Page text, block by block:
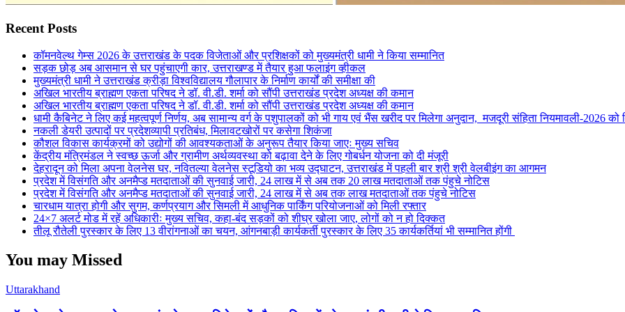
Recent Posts
कॉमनवेल्थ गेम्स 2026 के उत्तराखंड के पदक विजेताओं और प्रशिक्षकों को मुख्यमंत्री धामी ने किया सम्मानित
सड़क छोड़ अब आसमान से घर पहुंचाएगी कार, उत्तराखण्ड में तैयार हुआ फलाइंग व्हीकल
मुख्यमंत्री धामी ने उत्तराखंड क्रीड़ा विश्वविद्यालय गौलापार के निर्माण कार्यों की समीक्षा की
अखिल भारतीय ब्राह्मण एकता परिषद ने डॉ. वी.डी. शर्मा को सौंपी उत्तराखंड प्रदेश अध्यक्ष की कमान
अखिल भारतीय ब्राह्मण एकता परिषद ने डॉ. वी.डी. शर्मा को सौंपी उत्तराखंड प्रदेश अध्यक्ष की कमान
धामी कैबिनेट ने लिए कई महत्वपूर्ण निर्णय, अब सामान्य वर्ग के पशुपालकों को भी गाय एवं भैंस खरीद पर मिलेगा अनुदान, मजदूरी संहिता नियमावली-2026 को
नकली डेयरी उत्पादों पर प्रदेशव्यापी प्रतिबंध, मिलावटखोरों पर कसेगा शिकंजा
कौशल विकास कार्यक्रमों को उद्योगों की आवश्यकताओं के अनुरूप तैयार किया जाएः मुख्य सचिव
केंद्रीय मंत्रिमंडल ने स्वच्छ ऊर्जा और ग्रामीण अर्थव्यवस्था को बढ़ावा देने के लिए गोबर्धन योजना को दी मंजूरी
देहरादून को मिला अपना वेलनेस घर, नवितल्या वेलनेस स्टूडियो का भव्य उद्घाटन, उत्तराखंड में पहली बार श्री श्री वेलबीइंग का आगमन
प्रदेश में विसंगति और अनमैप्ड मतदाताओं की सुनवाई जारी, 24 लाख में से अब तक 20 लाख मतदाताओं तक पंहुचे नोटिस
प्रदेश में विसंगति और अनमैप्ड मतदाताओं की सुनवाई जारी, 24 लाख में से अब तक लाख मतदाताओं तक पंहुचे नोटिस
चारधाम यात्रा होगी और सुगम, कर्णप्रयाग और सिमली में आधुनिक पार्किंग परियोजनाओं को मिली रफ्तार
24×7 अलर्ट मोड में रहें अधिकारीः मुख्य सचिव, कहा-बंद सड़कों को शीघ्र खोला जाए, लोगों को न हो दिक्कत
तीलू रौतेली पुरस्कार के लिए 13 वीरांगनाओं का चयन, आंगनबाड़ी कार्यकर्ती पुरस्कार के लिए 35 कार्यकर्तियां भी सम्मानित होंगी
You may Missed
Uttarakhand